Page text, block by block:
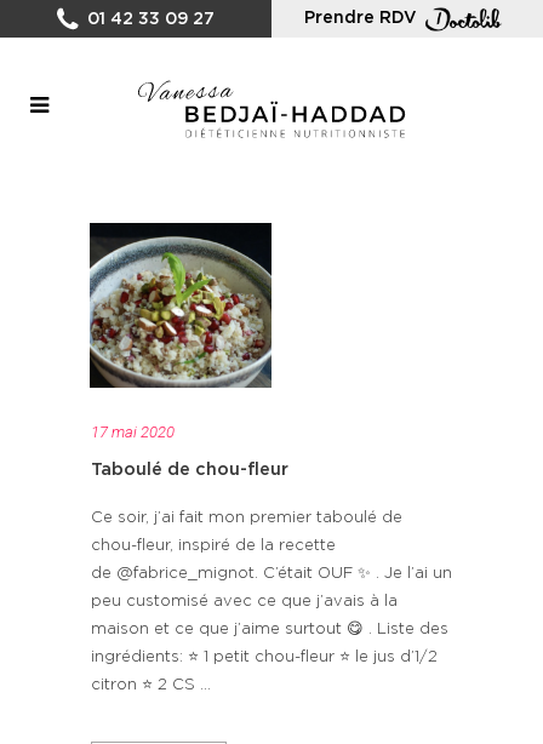
01 42 33 09 27 Prendre RDV
17 mai 2020
Taboulé de chou-fleur
Ce soir, j’ai fait mon premier taboulé de
chou-fleur, inspiré de la recette
de @fabrice_mignot. C’était OUF ✨ . Je l’ai un
peu customisé avec ce que j’avais à la
maison et ce que j’aime surtout 😋 . Liste des
ingrédients: ⭐️ 1 petit chou-fleur ⭐️ le jus d’1/2
citron ⭐️ 2 CS ...